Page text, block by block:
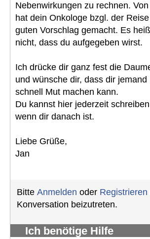
Nebenwirkungen zu rechnen.
hat dein Onkologe bzgl. der
guten Vorschlag gemacht. Es
nicht, dass du aufgegeben wirst.
Ich drücke dir ganz fest die
und wünsche dir, dass dir jemand
schnell Mut machen kann.
Du kannst hier jederzeit
wenn dir danach ist.
Liebe Grüße,
Jan
Bitte Anmelden oder Registrieren
Konversation beizutreten.
Ich benötige Hilfe